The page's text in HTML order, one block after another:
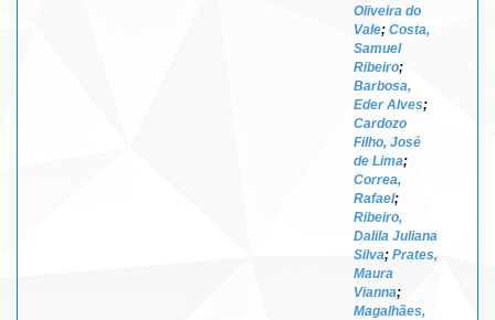
Oliveira do
Vale; Costa,
Samuel
Ribeiro;
Barbosa,
Eder Alves;
Cardozo
Filho, José
de Lima;
Correa,
Rafael;
Ribeiro,
Dalila Juliana
Silva; Prates,
Maura
Vianna;
Magalhães,